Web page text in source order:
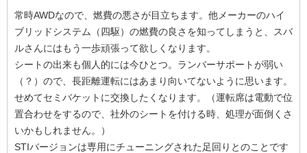
常時AWDなので、燃費の悪さが目立ちます。他メーカーのハイ
ブリッドシステム（四駆）の燃費の良さを知ってしまうと、スバ
ルさんにはもう一歩頑張って欲しくなります。
シートの出来も個人的には今ひとつ。ランバーサポートが弱い
（？）ので、長距離運転にはあまり向いてないように思います。
せめてセミバケットに交換したくなります。（運転席は電動で位
置合わせをするので、社外のシートを付ける時、処理が面倒くさ
いかもしれません。）
STIバージョンは専用にチューニングされた足回りとのことです